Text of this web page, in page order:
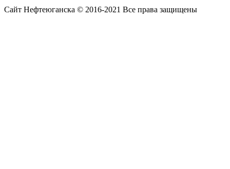
Сайт Нефтеюганска © 2016-2021 Все права защищены